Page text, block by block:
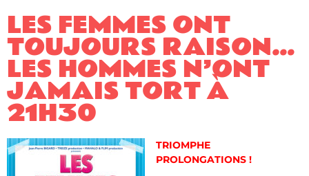
LES FEMMES ONT
TOUJOURS RAISON…
LES HOMMES N’ONT
JAMAIS TORT À
21H30
TRIOMPHE
PROLONGATIONS !